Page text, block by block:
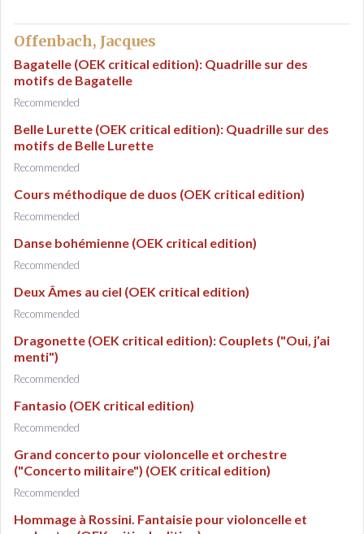
Offenbach, Jacques
Bagatelle (OEK critical edition): Quadrille sur des
motifs de Bagatelle
Recommended
Belle Lurette (OEK critical edition): Quadrille sur des
motifs de Belle Lurette
Recommended
Cours méthodique de duos (OEK critical edition)
Recommended
Danse bohémienne (OEK critical edition)
Recommended
Deux Âmes au ciel (OEK critical edition)
Recommended
Dragonette (OEK critical edition): Couplets ("Oui, j’ai
menti")
Recommended
Fantasio (OEK critical edition)
Recommended
Grand concerto pour violoncelle et orchestre
("Concerto militaire") (OEK critical edition)
Recommended
Hommage à Rossini. Fantaisie pour violoncelle et